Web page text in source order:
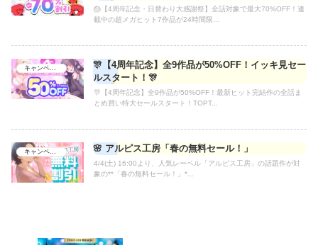
🎂【4周年記念・日替わり大感謝祭】全話対象で最大70%OFF！連
載中の超メガヒット7作品が24時間限...
🎊【4周年記念】全9作品が50%OFF！イッキ見セー
ルスタート！🎊
🎊【4周年記念】全9作品が50%OFF！最新ヒット完結作の全話ま
とめ買い特大セールスタート！TOPT...
🌸 アルピス工房「春の無料セール！」
4/4(土) 16:00より、人気レーベル「アルピス工房」の話題作が対
象の**「春の無料セール！」*...